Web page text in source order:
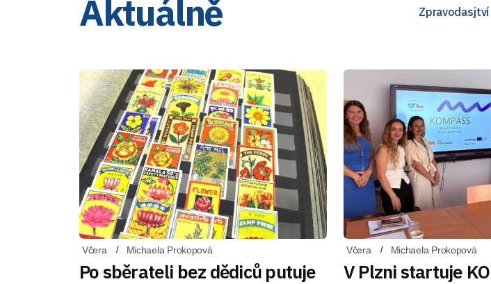
Aktuálně
Včera Michaela Prokopová
Po sběrateli bez dědiců putuje
Včera Michaela Prokopová
V Plzni startuje